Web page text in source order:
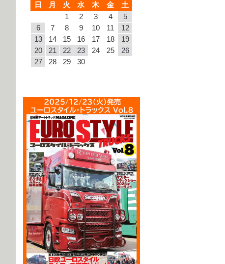
日
月 火 水 木 金
土
1
2 3 4
5
6
7 8 9 10 11
12
13
14 15 16 17 18
19
20
21 22 23 24 25
26
27
28 29 30